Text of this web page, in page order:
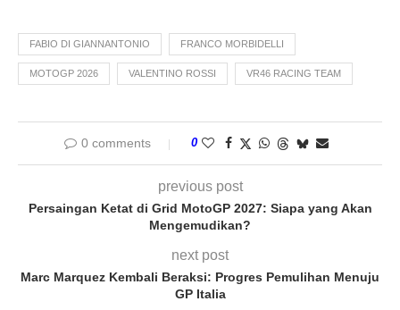
FABIO DI GIANNANTONIO FRANCO MORBIDELLI
MOTOGP 2026 VALENTINO ROSSI VR46 RACING TEAM
0 comments 0
previous post
Persaingan Ketat di Grid MotoGP 2027: Siapa yang Akan
Mengemudikan?
next post
Marc Marquez Kembali Beraksi: Progres Pemulihan Menuju
GP Italia